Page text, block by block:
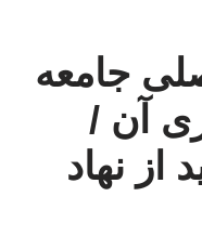
جامعه
آن /
نهاد